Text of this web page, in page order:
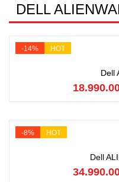
DELL
-14% HOT
Dell
-8% HOT
Dell